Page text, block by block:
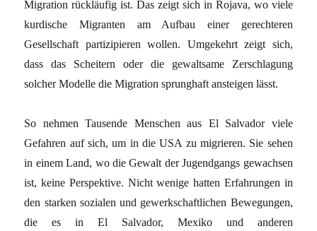
Migration rückläufig ist. Das zeigt sich in Rojava, wo viele
kurdische Migranten am Aufbau einer gerechteren
Gesellschaft partizipieren wollen. Umgekehrt zeigt sich,
dass das Scheitern oder die gewaltsame Zerschlagung
solcher Modelle die Migration sprunghaft ansteigen lässt.
So nehmen Tausende Menschen aus El Salvador viele
Gefahren auf sich, um in die USA zu migrieren. Sie sehen
in einem Land, wo die Gewalt der Jugendgangs gewachsen
ist, keine Perspektive. Nicht wenige hatten Erfahrungen in
den starken sozialen und gewerkschaftlichen Bewegungen,
die es in El Salvador, Mexiko und anderen